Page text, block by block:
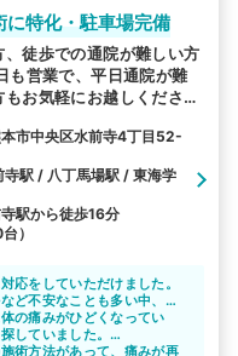
に特化・駐車場完備
徒歩での通院が難しい方
お気軽にお越しくださ
す。
市中央区水前寺4丁目52-
寺駅 / 八丁馬場駅 / 東海学
駅から徒歩16分
）
応をしていただけました。
ど不安なことも多い中、
お世話になり良かったと思
の痛みがひどくなってい
していました。
っかり治療を受けることが
術方法があって、痛みが再